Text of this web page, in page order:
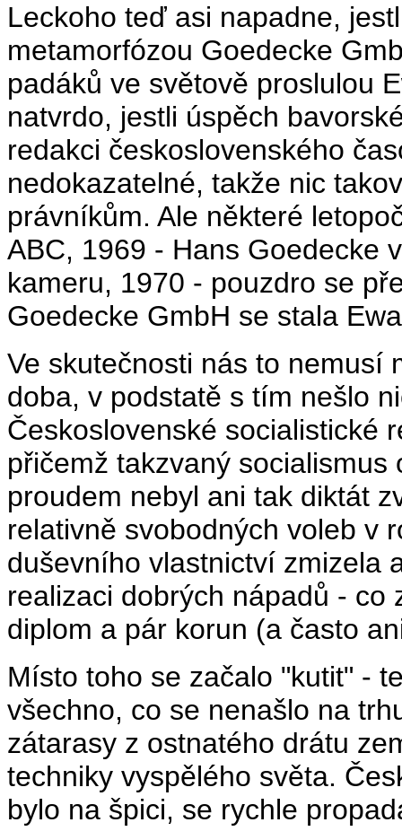
Leckoho teď asi napadne,
metamorfózou Goedecke
padáků ve světově proslulou
natvrdo, jestli úspěch
redakci československého
nedokazatelné, takže nic
právníkům. Ale některé
ABC, 1969 - Hans Goedecke
kameru, 1970 - pouzdro se
Goedecke GmbH se stala
Ve skutečnosti nás to nemusí
doba, v podstatě s tím nešlo
Československé socialistické
přičemž takzvaný
proudem nebyl ani tak diktát
relativně svobodných voleb v
duševního vlastnictví zmizela
realizaci dobrých nápadů - co
diplom a pár korun (a často
Místo toho se začalo "kutit" -
všechno, co se nenašlo na
zátarasy z ostnatého drátu
techniky vyspělého světa.
bylo na špici, se rychle